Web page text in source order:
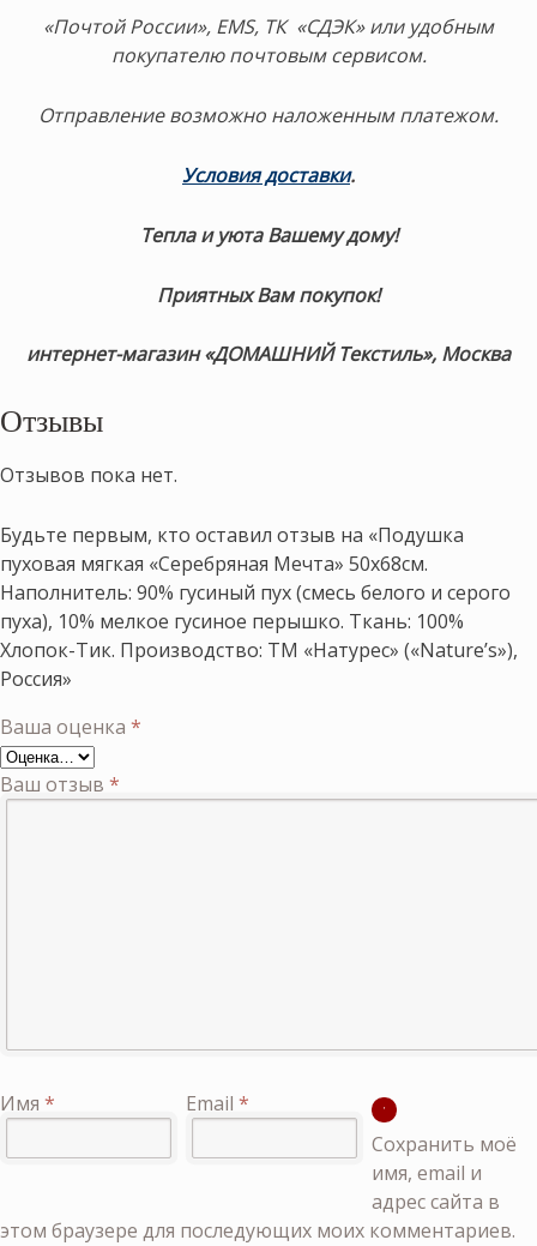
«Почтой России», EMS, ТК «СДЭК» или удобным
покупателю почтовым сервисом.
Отправление возможно наложенным платежом.
Условия доставки.
Тепла и уюта Вашему дому!
Приятных Вам покупок!
интернет-магазин «ДОМАШНИЙ Текстиль», Москва
Отзывы
Отзывов пока нет.
Будьте первым, кто оставил отзыв на «Подушка
пуховая мягкая «Серебряная Мечта» 50х68см.
Наполнитель: 90% гусиный пух (смесь белого и серого
пуха), 10% мелкое гусиное перышко. Ткань: 100%
Хлопок-Тик. Производство: ТМ «Натурес» («Nature’s»),
Россия»
Ваша оценка *
Ваш отзыв *
Имя * Email *
Сохранить моё
имя, email и
адрес сайта в
этом браузере для последующих моих комментариев.